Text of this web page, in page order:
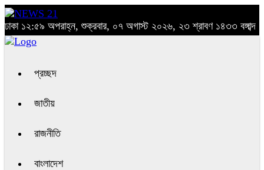
ঢাকা ১২:৫৯ অপরাহ্ন, শুক্রবার, ০৭ অগাস্ট ২০২৬, ২৩ শ্রাবণ ১৪৩৩ বঙ্গাব্দ
প্রচ্ছদ
জাতীয়
রাজনীতি
বাংলাদেশ